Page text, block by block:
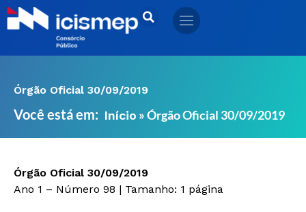
Ir
para
Órgão Oficial 30/09/2019
Você está em: Início »Órgão Oficial 30/09/2019
Órgão Oficial 30/09/2019
Ano 1 – Número 98 | Tamanho: 1 página